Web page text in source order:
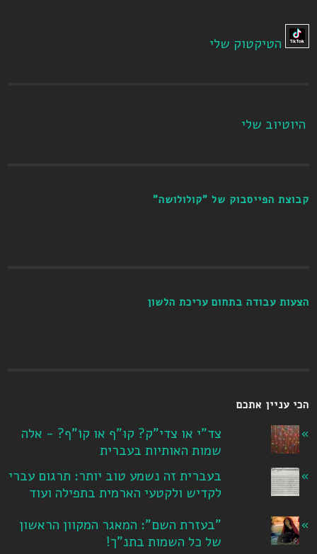
הטיקטוק שלי
היוטיוב שלי
קבוצת הפייסבוק של "קולולושה"
הצעות עבודה בתחום עריכת הלשון
הכי עניין אתכם
צד"י או צדי"ק? קוּ"ף או קוֹ"ף? - אלה
שמות האותיות בעברית
בעברית זה נשמע טוב יותר: תרגום עברי
לקדיש ולקטעי הארמית בתפילה ועוד
"בעזרת השם": המאגר המקוון הראשון
של כל השמות בתנ"ך!